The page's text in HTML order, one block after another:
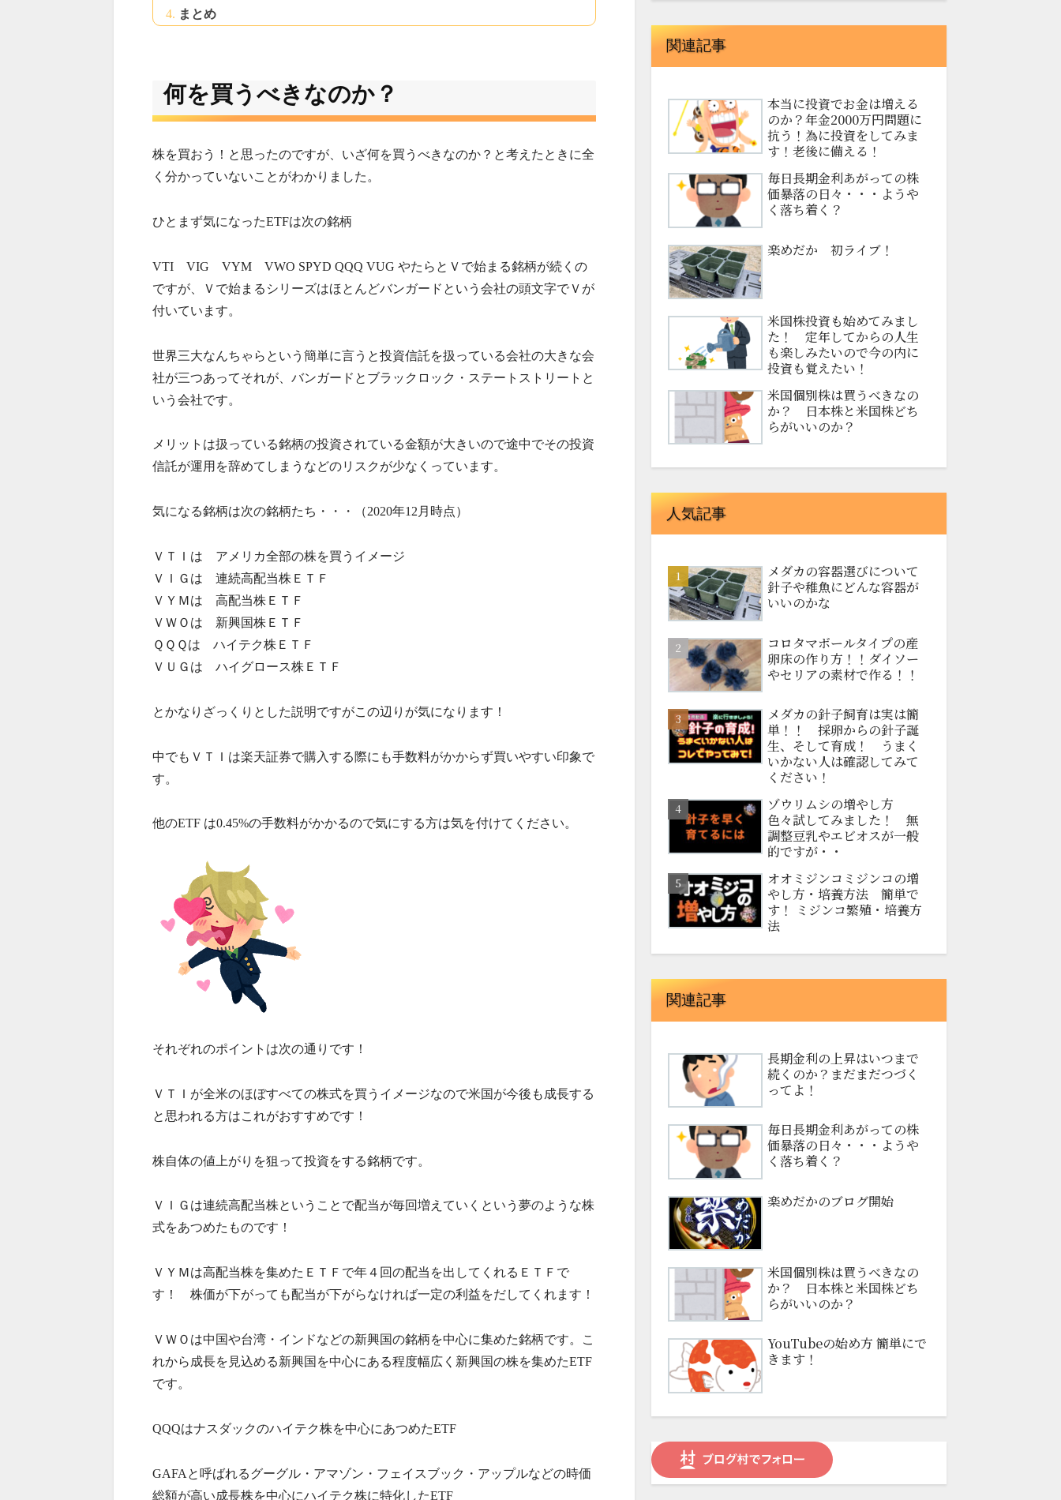
まとめ
何を買うべきなのか？
株を買おう！と思ったのですが、いざ何を買うべきなのか？と考えたときに全
く分かっていないことがわかりました。
ひとまず気になったETFは次の銘柄
VTI VIG VYM VWO SPYD QQQ VUG やたらとＶで始まる銘柄が続くの
ですが、Ｖで始まるシリーズはほとんどバンガードという会社の頭文字でＶが
付いています。
世界三大なんちゃらという簡単に言うと投資信託を扱っている会社の大きな会
社が三つあってそれが、バンガードとブラックロック・ステートストリートと
いう会社です。
メリットは扱っている銘柄の投資されている金額が大きいので途中でその投資
信託が運用を辞めてしまうなどのリスクが少なくっています。
気になる銘柄は次の銘柄たち・・・（2020年12月時点）
ＶＴＩは アメリカ全部の株を買うイメージ
ＶＩＧは 連続高配当株ＥＴＦ
ＶＹＭは 高配当株ＥＴＦ
ＶＷＯは 新興国株ＥＴＦ
ＱＱＱは ハイテク株ＥＴＦ
ＶＵＧは ハイグロース株ＥＴＦ
とかなりざっくりとした説明ですがこの辺りが気になります！
中でもＶＴＩは楽天証券で購入する際にも手数料がかからず買いやすい印象で
す。
他のETF は0.45%の手数料がかかるので気にする方は気を付けてください。
それぞれのポイントは次の通りです！
ＶＴＩが全米のほぼすべての株式を買うイメージなので米国が今後も成長する
と思われる方はこれがおすすめです！
株自体の値上がりを狙って投資をする銘柄です。
ＶＩＧは連続高配当株ということで配当が毎回増えていくという夢のような株
式をあつめたものです！
ＶＹＭは高配当株を集めたＥＴＦで年４回の配当を出してくれるＥＴＦで
す！ 株価が下がっても配当が下がらなければ一定の利益をだしてくれます！
ＶＷＯは中国や台湾・インドなどの新興国の銘柄を中心に集めた銘柄です。こ
れから成長を見込める新興国を中心にある程度幅広く新興国の株を集めたETF
です。
QQQはナスダックのハイテク株を中心にあつめたETF
GAFAと呼ばれるグーグル・アマゾン・フェイスブック・アップルなどの時価
総額が高い成長株を中心にハイテク株に特化したETF
関連記事
本当に投資でお金は増える
のか？年金2000万円問題に
抗う！為に投資をしてみま
す！老後に備える！
毎日長期金利あがっての株
価暴落の日々・・・ようや
く落ち着く？
楽めだか 初ライブ！
米国株投資も始めてみまし
た！ 定年してからの人生
も楽しみたいので今の内に
投資も覚えたい！
米国個別株は買うべきなの
か？ 日本株と米国株どち
らがいいのか？
人気記事
メダカの容器選びについて
針子や稚魚にどんな容器が
いいのかな
コロタマボールタイプの産
卵床の作り方！！ダイソー
やセリアの素材で作る！！
メダカの針子飼育は実は簡
単！！ 採卵からの針子誕
生、そして育成！ うまく
いかない人は確認してみて
ください！
ゾウリムシの増やし方
色々試してみました！ 無
調整豆乳やエビオスが一般
的ですが・・
オオミジンコミジンコの増
やし方・培養方法 簡単で
す！ ミジンコ繁殖・培養方
法
関連記事
長期金利の上昇はいつまで
続くのか？まだまだつづく
ってよ！
毎日長期金利あがっての株
価暴落の日々・・・ようや
く落ち着く？
楽めだかのブログ開始
米国個別株は買うべきなの
か？ 日本株と米国株どち
らがいいのか？
YouTubeの始め方 簡単にで
きます！